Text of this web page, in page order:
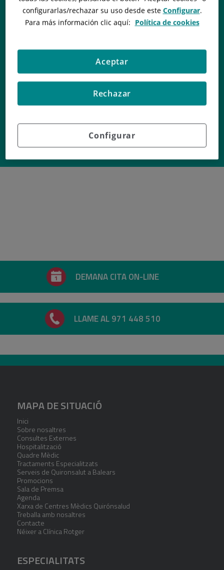
Gasca Gimeno
URGÈNCIES
DEMANA CITA ON-LINE
LLAME AL 971 448 510
MAPA DE SITUACIÓ
Inici
Sobre nosaltres
Consultes Externes
Hospitalització
Quadre Mèdic
Tractaments Especialitzats
Serveis de Quironsalut a Balears
Promocions
Sala de Premsa
Agenda
Xarxa de Centres Mèdics Quirónsalud
Treballa amb nosaltres
Contacte
Néixer a Clínica Rotger
ESPECIALITATS
configurarlas/rechazarsu uso desde este Configurar.
Para más información clic aquí: Política de cookies
Configurar
Rechazar
Aceptar